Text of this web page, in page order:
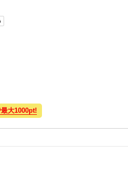
大1000pt!